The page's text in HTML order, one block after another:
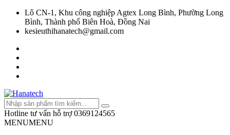
Lô CN-1, Khu công nghiệp Agtex Long Bình, Phường Long
Bình, Thành phố Biên Hoà, Đồng Nai
kesieuthihanatech@gmail.com
Hotline tư vấn hỗ trợ 0369124565
MENUMENU